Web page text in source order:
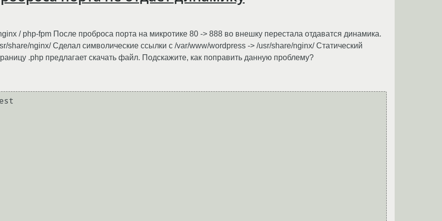
/ php-fpm После проброса порта на микротике 80 -> 888 во внешку перестала отдаватся динамика.
share/nginx/ Сделал символические ссылки с /var/www/wordpress -> /usr/share/nginx/ Статический
.php предлагает скачать файл. Подскажите, как поправить данную проблему?